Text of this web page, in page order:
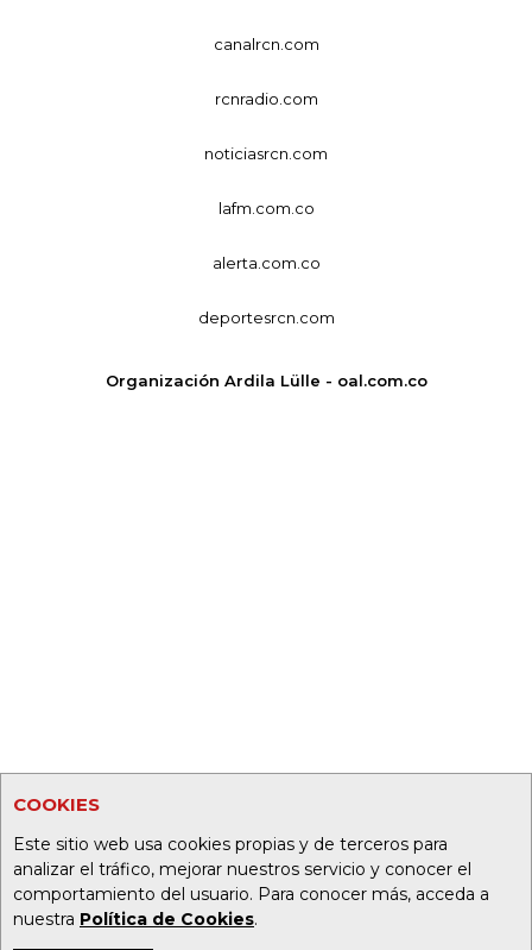
COOKIES
Este sitio web usa cookies propias y de terceros para
analizar el tráfico, mejorar nuestros servicio y conocer el
comportamiento del usuario. Para conocer más, acceda a
nuestra Política de Cookies.
canalrcn.com
rcnradio.com
noticiasrcn.com
lafm.com.co
alerta.com.co
deportesrcn.com
Organización Ardila Lülle - oal.com.co